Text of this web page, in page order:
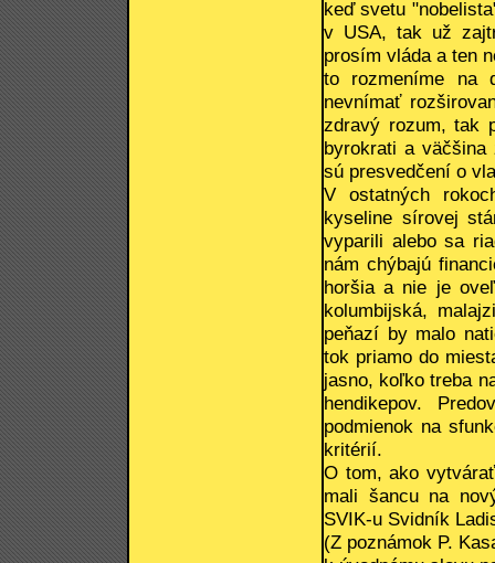
keď svetu
v USA, tak už
prosím vláda a ten
to rozmeníme na
nevnímať
zdravý rozum, tak
byrokrati a väčšina
sú presvedčení o
V ostatných
kyseline sírovej
vyparili alebo sa
nám chýbajú
horšia a nie je
kolumbijská,
peňazí by malo
tok priamo do
jasno, koľko treba
hendikepov.
podmienok na
kritérií.
O tom, ako
mali šancu na
SVIK-u Svidník
(Z poznámok P.